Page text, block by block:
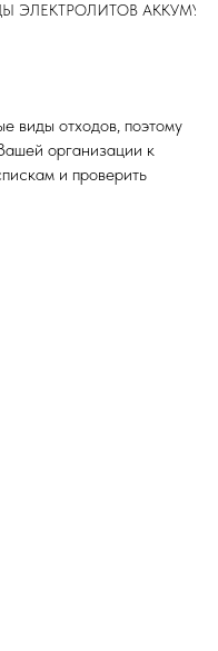
ЭЛЕКТРОЛИТОВ
виды отходов, поэтому
организации к
и проверить